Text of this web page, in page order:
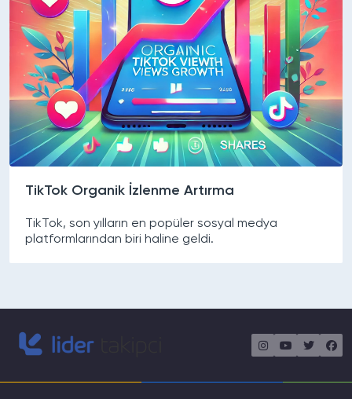
TikTok Organik İzlenme Artırma
TikTok, son yılların en popüler sosyal medya
platformlarından biri haline geldi.